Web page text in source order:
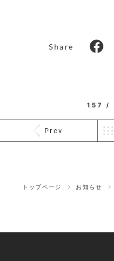
Share
157 /
Prev
トップページ お知らせ